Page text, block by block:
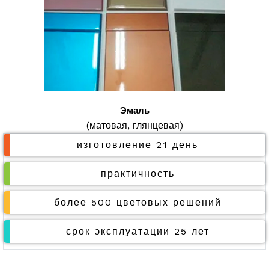
Эмаль
(матовая, глянцевая)
изготовление 21 день
практичность
более 500 цветовых решений
срок эксплуатации 25 лет